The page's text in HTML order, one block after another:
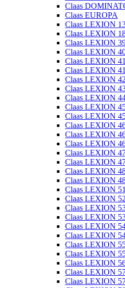
Claas
Claas EUROPA
Claas LEXION
Claas LEXION
Claas LEXION
Claas LEXION
Claas LEXION
Claas LEXION
Claas LEXION
Claas LEXION
Claas LEXION
Claas LEXION
Claas LEXION
Claas LEXION
Claas LEXION
Claas LEXION
Claas LEXION
Claas LEXION
Claas LEXION
Claas LEXION
Claas LEXION
Claas LEXION
Claas LEXION
Claas LEXION
Claas LEXION
Claas LEXION
Claas LEXION
Claas LEXION
Claas LEXION
Claas LEXION
Claas LEXION